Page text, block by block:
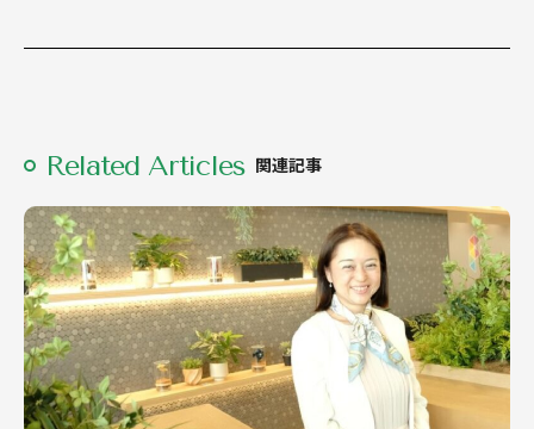
Related Articles 関連記事